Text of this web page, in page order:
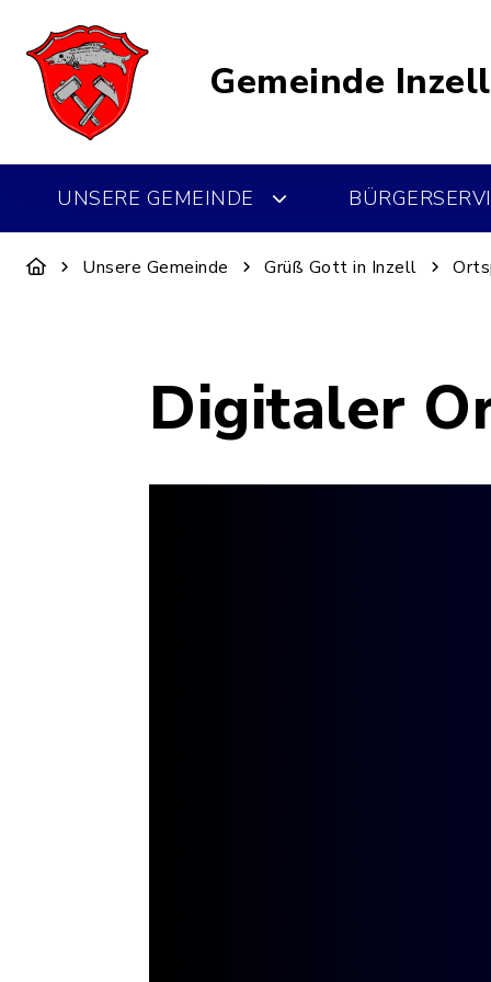
Gemeinde Inzell
UNSERE GEMEINDE
Unsere Gemeinde Grüß Gott in Inzell
Digitaler